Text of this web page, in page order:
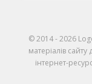
© 2014 - 2026
матеріалів
інтернет-